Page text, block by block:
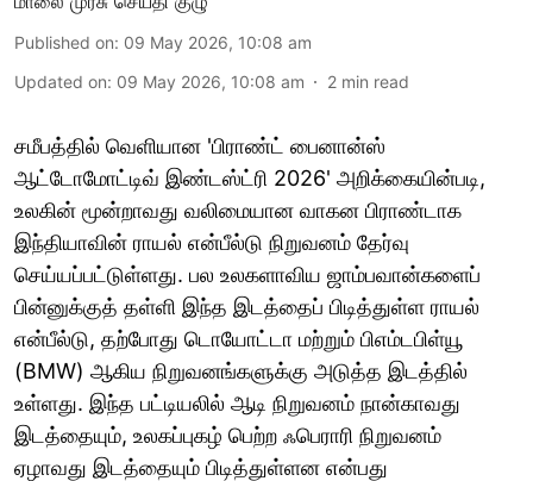
Published on: 09 May 2026, 10:08 am
Updated on: 09 May 2026, 10:08 am 2 min read
சமீபத்தில் வெளியான 'பிராண்ட் பைனான்ஸ்
ஆட்டோமோட்டிவ் இண்டஸ்ட்ரி 2026' அறிக்கையின்படி,
உலகின் மூன்றாவது வலிமையான வாகன பிராண்டாக
இந்தியாவின் ராயல் என்பீல்டு நிறுவனம் தேர்வு
செய்யப்பட்டுள்ளது. பல உலகளாவிய ஜாம்பவான்களைப்
பின்னுக்குத் தள்ளி இந்த இடத்தைப் பிடித்துள்ள ராயல்
என்பீல்டு, தற்போது டொயோட்டா மற்றும் பிஎம்டபிள்யூ
(BMW) ஆகிய நிறுவனங்களுக்கு அடுத்த இடத்தில்
உள்ளது. இந்த பட்டியலில் ஆடி நிறுவனம் நான்காவது
இடத்தையும், உலகப்புகழ் பெற்ற ஃபெராரி நிறுவனம்
ஏழாவது இடத்தையும் பிடித்துள்ளன என்பது